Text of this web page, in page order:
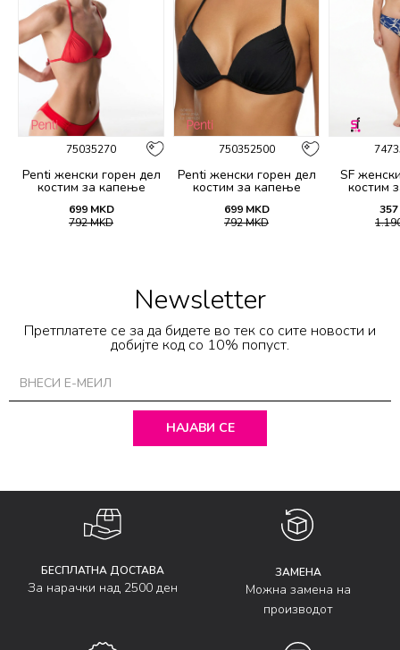
75035270
Penti женски горeн дел
костим за капење
TOP
699 MKD
792MKD
750352500
Penti женски горeн дел
костим за капење
TOP
699 MKD
792MKD
SF
костим
357
Newsletter
Претплатете се за да бидете во тек со сите новости и
добијте код со 10% попуст.
НАЈАВИ СЕ
БЕСПЛАТНА ДОСТАВА
За нарачки над 2500 ден
ЗАМЕНА
Можна замена на
производот